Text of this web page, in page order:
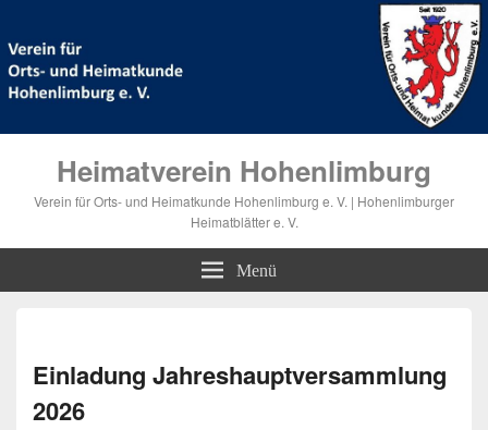
Heimatverein Hohenlimburg
Verein für Orts- und Heimatkunde Hohenlimburg e. V. | Hohenlimburger
Heimatblätter e. V.
Menü
Einladung Jahreshauptversammlung
2026